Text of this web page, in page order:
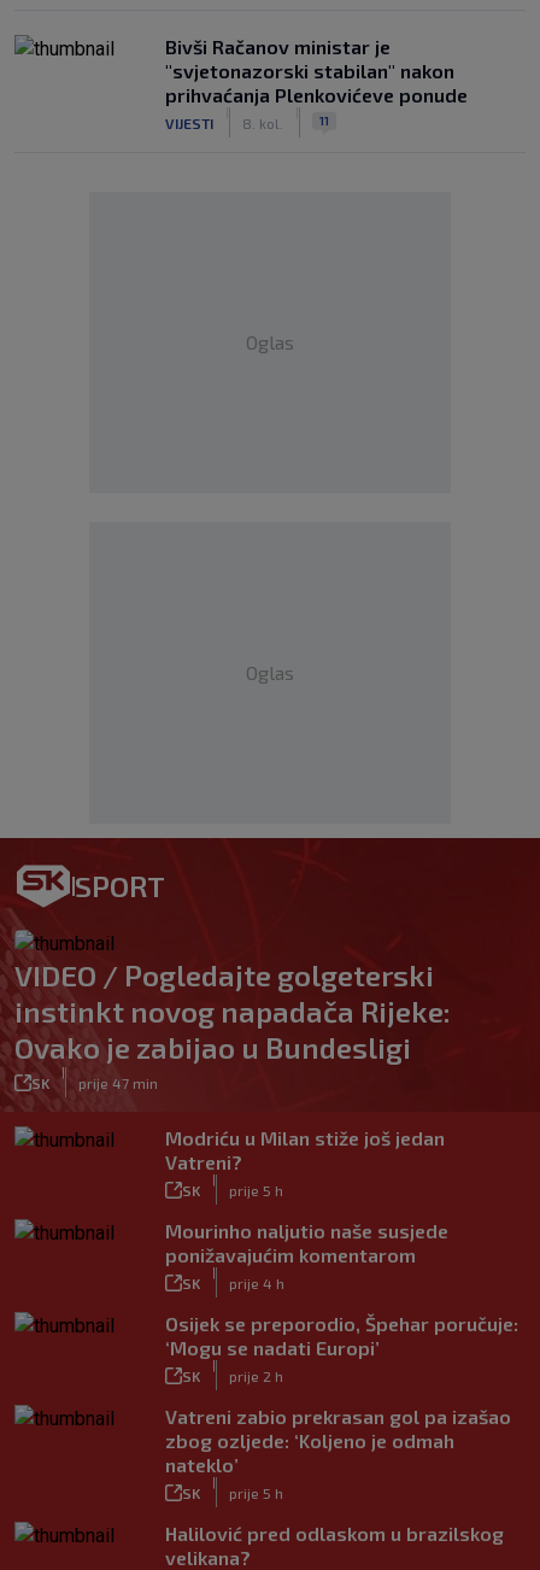
Bivši Račanov ministar je
"svjetonazorski stabilan" nakon
prihvaćanja Plenkovićeve ponude
VIJESTI 8. kol. 11
Oglas
Oglas
SPORT
VIDEO / Pogledajte golgeterski
instinkt novog napadača Rijeke:
Ovako je zabijao u Bundesligi
SK prije 47 min
Modriću u Milan stiže još jedan
Vatreni?
SK prije 5 h
Mourinho naljutio naše susjede
ponižavajućim komentarom
SK prije 4 h
Osijek se preporodio, Špehar poručuje:
‘Mogu se nadati Europi’
SK prije 2 h
Vatreni zabio prekrasan gol pa izašao
zbog ozljede: ‘Koljeno je odmah
nateklo’
SK prije 5 h
Halilović pred odlaskom u brazilskog
velikana?